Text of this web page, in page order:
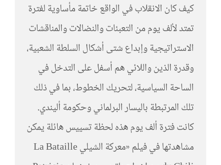
كيف كان الانقلاب في الواقع خاتمة مأساوية لفترة
تمتد لألف يوم من التعبئات والنضالات والمناقشات
الاستراتيجية وإبداع شتى أشكال السلطة الشعبية،
وقدرة الذين واللائي هم أسفل على التدخل في
الساحة السياسية، لتحريك الخطوط، بما في ذلك
تلك المرتبطة باليسار البرلماني وحكومة أليندي.
كانت فترة ألف يوم هذه لحظة تسييس هائلة يمكن
مشاهدتها في فيلم «معركة الشيلي La Bataille